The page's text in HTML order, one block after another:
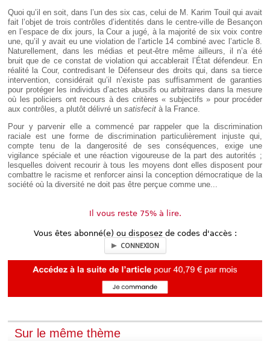
Quoi qu’il en soit, dans l’un des six cas, celui de M. Karim Touil qui avait
fait l’objet de trois contrôles d’identités dans le centre-ville de Besançon
en l’espace de dix jours, la Cour a jugé, à la majorité de six voix contre
une, qu’il y avait eu une violation de l’article 14 combiné avec l’article 8.
Naturellement, dans les médias et peut-être même ailleurs, il n’a été
bruit que de ce constat de violation qui accablerait l’État défendeur. En
réalité la Cour, contredisant le Défenseur des droits qui, dans sa tierce
intervention, considérait qu’il n’existe pas suffisamment de garanties
pour protéger les individus d’actes abusifs ou arbitraires dans la mesure
où les policiers ont recours à des critères « subjectifs » pour procéder
aux contrôles, a plutôt délivré un satisfecit à la France.
Pour y parvenir elle a commencé par rappeler que la discrimination
raciale est une forme de discrimination particulièrement injuste qui,
compte tenu de la dangerosité de ses conséquences, exige une
vigilance spéciale et une réaction vigoureuse de la part des autorités ;
lesquelles doivent recourir à tous les moyens dont elles disposent pour
combattre le racisme et renforcer ainsi la conception démocratique de la
société où la diversité ne doit pas être perçue comme une...
Il vous reste 75% à lire.
Vous êtes abonné(e) ou disposez de codes d'accès :
CONNEXION
Sur le même thème